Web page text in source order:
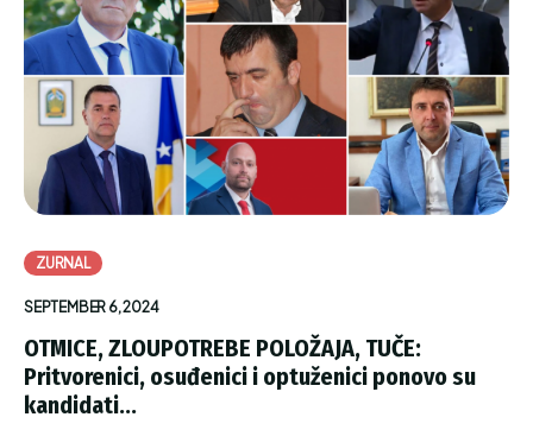
ZURNAL
SEPTEMBER 6, 2024
OTMICE, ZLOUPOTREBE POLOŽAJA, TUČE:
Pritvorenici, osuđenici i optuženici ponovo su
kandidati...